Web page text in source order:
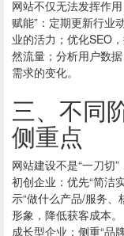
网站不仅无法发挥作
赋能”：定期更新行业
业的活力；优化SEO
然流量；分析用户数
需求的变化。
三、不同
侧重点
网站建设不是“一刀切
初创企业：优先“简洁
示“做什么产品/服务、
形象，降低获客成本。
成长型企业：侧重“品